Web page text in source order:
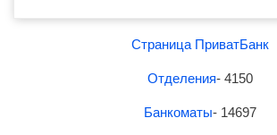
Страница ПриватБанк
Отделения- 4150
Банкоматы- 14697